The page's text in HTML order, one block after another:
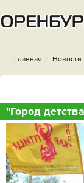
Главная Новости
"Город